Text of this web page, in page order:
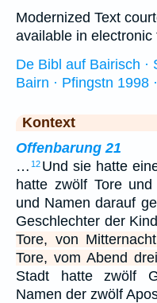
Modernized Text
available in
De Bibl auf Bairisch ·
Bairn · Pfingstn 1998
Kontext
Offenbarung 21
… 12 Und sie hatte
hatte zwölf Tore
und Namen darauf
Geschlechter der
Tore, von
Tore, vom Abend
Stadt hatte zwölf
Namen der zwölf